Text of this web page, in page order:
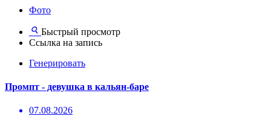
Фото
Быстрый просмотр
Ссылка на запись
Генерировать
Промпт - девушка в кальян-баре
07.08.2026